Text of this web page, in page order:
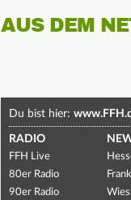
AUS DEM
Du bist hier:
RADIO
FFH Live
80er Radio
90er Radio